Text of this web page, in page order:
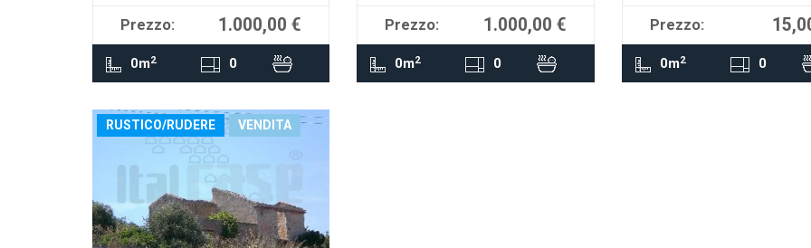
magazzino.
Prezzo: 1.000,00 €
0m2 0
MOSTRA
richiesta per cambio destinazione
d'uso a turistico ricettivo.
Prezzo: 1.000,00 €
0m2 0
MOSTRA
progetto approvato.
Prezzo:
0m2 0
MOSTRA
RUSTICO/RUDERE VENDITA
La mappa non è disponibile